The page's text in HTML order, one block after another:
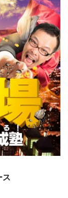
ス